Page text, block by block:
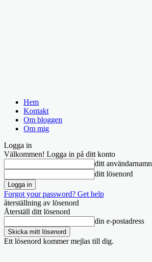
Hem
Kontakt
Om bloggen
Om mig
Logga in
Välkommen! Logga in på ditt konto
ditt användarnamn
ditt lösenord
Forgot your password? Get help
återställning av lösenord
Återställ ditt lösenord
din e-postadress
Ett lösenord kommer mejlas till dig.